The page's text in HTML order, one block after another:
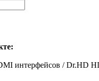
интерфейсов / Dr.HD